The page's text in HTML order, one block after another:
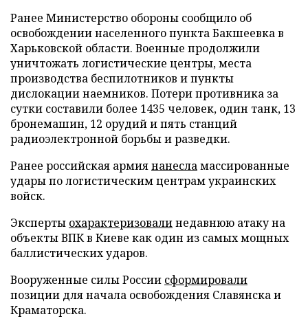
Ранее Министерство обороны сообщило об
освобождении населенного пункта Бакшеевка в
Харьковской области. Военные продолжили
уничтожать логистические центры, места
производства беспилотников и пункты
дислокации наемников. Потери противника за
сутки составили более 1435 человек, один танк, 13
бронемашин, 12 орудий и пять станций
радиоэлектронной борьбы и разведки.
Ранее российская армиянанесламассированные
удары по логистическим центрам украинских
войск.
Эксперты охарактеризовалинедавнюю атаку на
объекты ВПК в Киеве как один из самых мощных
баллистических ударов.
Вооруженные силы России сформировали
позиции для начала освобождения Славянска и
Краматорска.